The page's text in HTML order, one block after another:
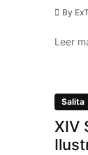
By
Leer
Salita
XIV